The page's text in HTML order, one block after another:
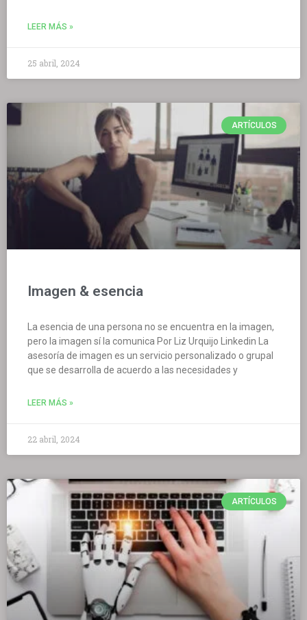
LEER MÁS »
25 abril, 2024
ARTÍCULOS
Imagen & esencia
La esencia de una persona no se encuentra en la imagen,
pero la imagen sí la comunica Por Liz Urquijo Linkedin La
asesoría de imagen es un servicio personalizado o grupal
que se desarrolla de acuerdo a las necesidades y
LEER MÁS »
22 abril, 2024
ARTÍCULOS